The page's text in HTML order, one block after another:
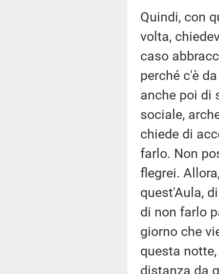
Quindi, con
volta,
caso
perché c'è
anche poi di
sociale,
chiede di
farlo. Non
flegrei.
quest'Aula,
di non farlo
giorno che
questa
distanza da